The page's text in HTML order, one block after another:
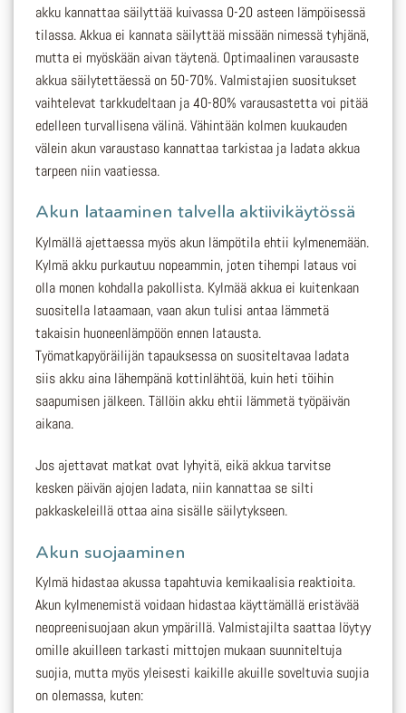
akku kannattaa säilyttää kuivassa 0-20 asteen lämpöisessä
tilassa. Akkua ei kannata säilyttää missään nimessä tyhjänä,
mutta ei myöskään aivan täytenä. Optimaalinen varausaste
akkua säilytettäessä on 50-70%. Valmistajien suositukset
vaihtelevat tarkkudeltaan ja 40-80% varausastetta voi pitää
edelleen turvallisena välinä. Vähintään kolmen kuukauden
välein akun varaustaso kannattaa tarkistaa ja ladata akkua
tarpeen niin vaatiessa.
Akun lataaminen talvella aktiivikäytössä
Kylmällä ajettaessa myös akun lämpötila ehtii kylmenemään.
Kylmä akku purkautuu nopeammin, joten tihempi lataus voi
olla monen kohdalla pakollista. Kylmää akkua ei kuitenkaan
suositella lataamaan, vaan akun tulisi antaa lämmetä
takaisin huoneenlämpöön ennen latausta.
Työmatkapyöräilijän tapauksessa on suositeltavaa ladata
siis akku aina lähempänä kottinlähtöä, kuin heti töihin
saapumisen jälkeen. Tällöin akku ehtii lämmetä työpäivän
aikana.
Jos ajettavat matkat ovat lyhyitä, eikä akkua tarvitse
kesken päivän ajojen ladata, niin kannattaa se silti
pakkaskeleillä ottaa aina sisälle säilytykseen.
Akun suojaaminen
Kylmä hidastaa akussa tapahtuvia kemikaalisia reaktioita.
Akun kylmenemistä voidaan hidastaa käyttämällä eristävää
neopreenisuojaan akun ympärillä. Valmistajilta saattaa löytyy
omille akuilleen tarkasti mittojen mukaan suunniteltuja
suojia, mutta myös yleisesti kaikille akuille soveltuvia suojia
on olemassa, kuten: